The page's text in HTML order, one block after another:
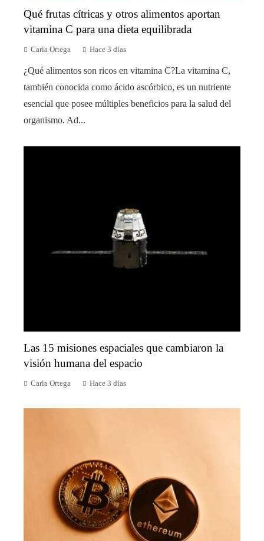
Qué frutas cítricas y otros alimentos aportan
vitamina C para una dieta equilibrada
Carla Ortega Hace 3 días
¿Qué alimentos son ricos en vitamina C?La vitamina C,
también conocida como ácido ascórbico, es un nutriente
esencial que posee múltiples beneficios para la salud del
organismo. Ad...
Las 15 misiones espaciales que cambiaron la
visión humana del espacio
Carla Ortega Hace 3 días